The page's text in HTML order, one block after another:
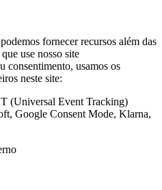
fornecer recursos além das
use nosso site
consentimento, usamos os
neste site:
(Universal Event Tracking)
Google Consent Mode, Klarna,